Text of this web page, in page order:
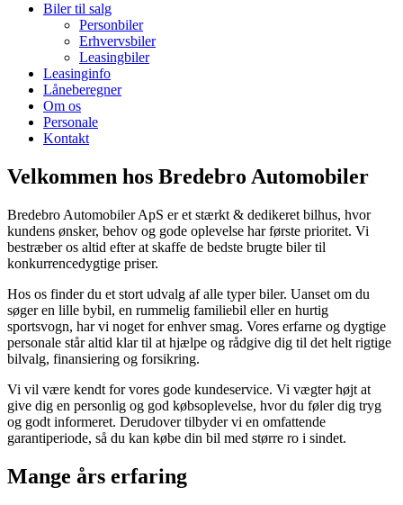
Biler til salg
Personbiler
Erhvervsbiler
Leasingbiler
Leasinginfo
Låneberegner
Om os
Personale
Kontakt
Velkommen hos Bredebro Automobiler
Bredebro Automobiler ApS er et stærkt & dedikeret bilhus, hvor
kundens ønsker, behov og gode oplevelse har første prioritet. Vi
bestræber os altid efter at skaffe de bedste brugte biler til
konkurrencedygtige priser.
Hos os finder du et stort udvalg af alle typer biler. Uanset om du
søger en lille bybil, en rummelig familiebil eller en hurtig
sportsvogn, har vi noget for enhver smag. Vores erfarne og dygtige
personale står altid klar til at hjælpe og rådgive dig til det helt rigtige
bilvalg, finansiering og forsikring.
Vi vil være kendt for vores gode kundeservice. Vi vægter højt at
give dig en personlig og god købsoplevelse, hvor du føler dig tryg
og godt informeret. Derudover tilbyder vi en omfattende
garantiperiode, så du kan købe din bil med større ro i sindet.
Mange års erfaring